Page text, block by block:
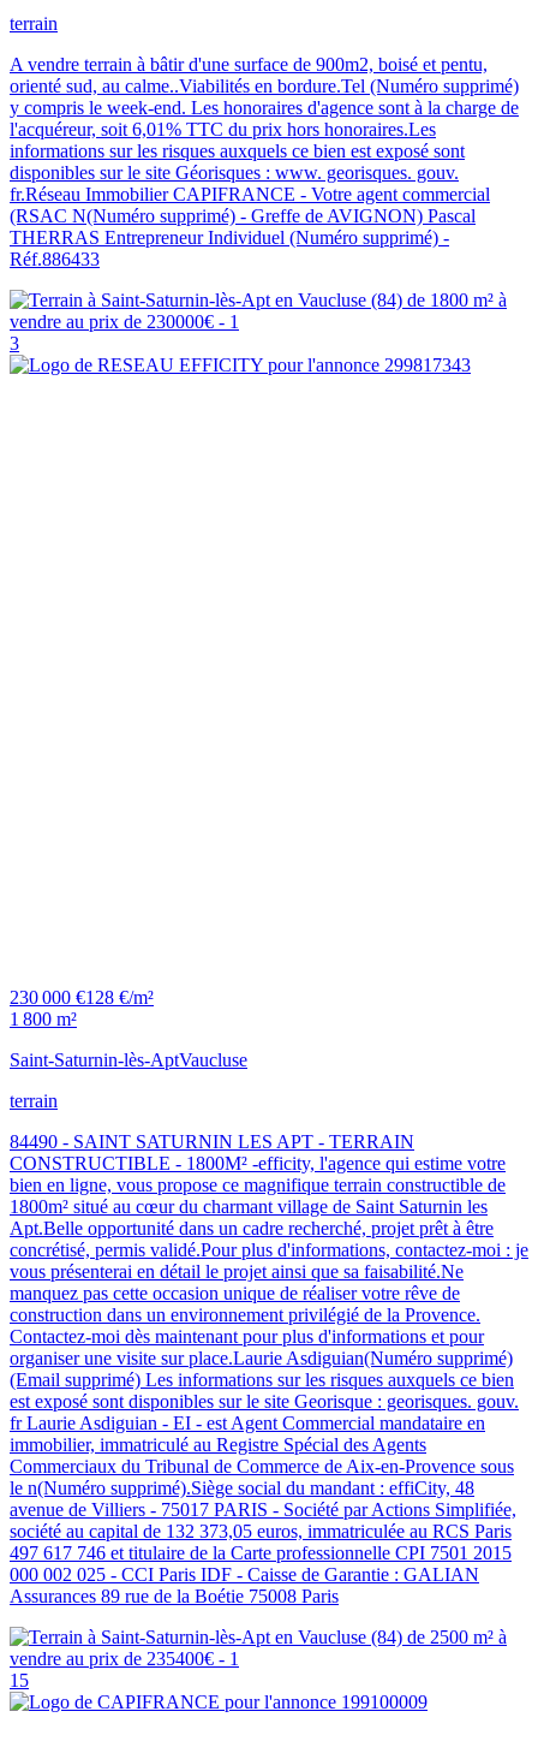
terrain
A vendre terrain à bâtir d'une surface de 900m2, boisé et pentu,
orienté sud, au calme..Viabilités en bordure.Tel (Numéro supprimé)
y compris le week-end. Les honoraires d'agence sont à la charge de
l'acquéreur, soit 6,01% TTC du prix hors honoraires.Les
informations sur les risques auxquels ce bien est exposé sont
disponibles sur le site Géorisques : www. georisques. gouv.
fr.Réseau Immobilier CAPIFRANCE - Votre agent commercial
(RSAC N(Numéro supprimé) - Greffe de AVIGNON) Pascal
THERRAS Entrepreneur Individuel (Numéro supprimé) -
Réf.886433
3
230 000 €128 €/m²
1 800 m²
Saint-Saturnin-lès-AptVaucluse
terrain
84490 - SAINT SATURNIN LES APT - TERRAIN
CONSTRUCTIBLE - 1800M² -efficity, l'agence qui estime votre
bien en ligne, vous propose ce magnifique terrain constructible de
1800m² situé au cœur du charmant village de Saint Saturnin les
Apt.Belle opportunité dans un cadre recherché, projet prêt à être
concrétisé, permis validé.Pour plus d'informations, contactez-moi : je
vous présenterai en détail le projet ainsi que sa faisabilité.Ne
manquez pas cette occasion unique de réaliser votre rêve de
construction dans un environnement privilégié de la Provence.
Contactez-moi dès maintenant pour plus d'informations et pour
organiser une visite sur place.Laurie Asdiguian(Numéro supprimé)
(Email supprimé) Les informations sur les risques auxquels ce bien
est exposé sont disponibles sur le site Georisque : georisques. gouv.
fr Laurie Asdiguian - EI - est Agent Commercial mandataire en
immobilier, immatriculé au Registre Spécial des Agents
Commerciaux du Tribunal de Commerce de Aix-en-Provence sous
le n(Numéro supprimé).Siège social du mandant : effiCity, 48
avenue de Villiers - 75017 PARIS - Société par Actions Simplifiée,
société au capital de 132 373,05 euros, immatriculée au RCS Paris
497 617 746 et titulaire de la Carte professionnelle CPI 7501 2015
000 002 025 - CCI Paris IDF - Caisse de Garantie : GALIAN
Assurances 89 rue de la Boétie 75008 Paris
15